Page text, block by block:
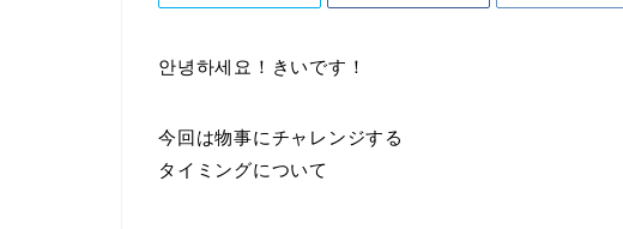
안녕하세요！きいです！
今回は物事にチャレンジする
タイミングについて